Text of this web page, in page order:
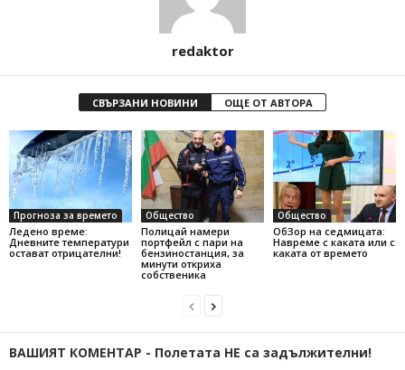
redaktor
СВЪРЗАНИ НОВИНИ ОЩЕ ОТ АВТОРА
Прогноза за времето
Ледено време:
Дневните температури
остават отрицателни!
Общество
Полицай намери
портфейл с пари на
бензиностанция, за
минути откриха
собственика
Общество
ОбЗор на седмицата:
Навреме с каката или с
каката от времето
ВАШИЯТ КОМЕНТАР - Полетата НЕ са задължителни!